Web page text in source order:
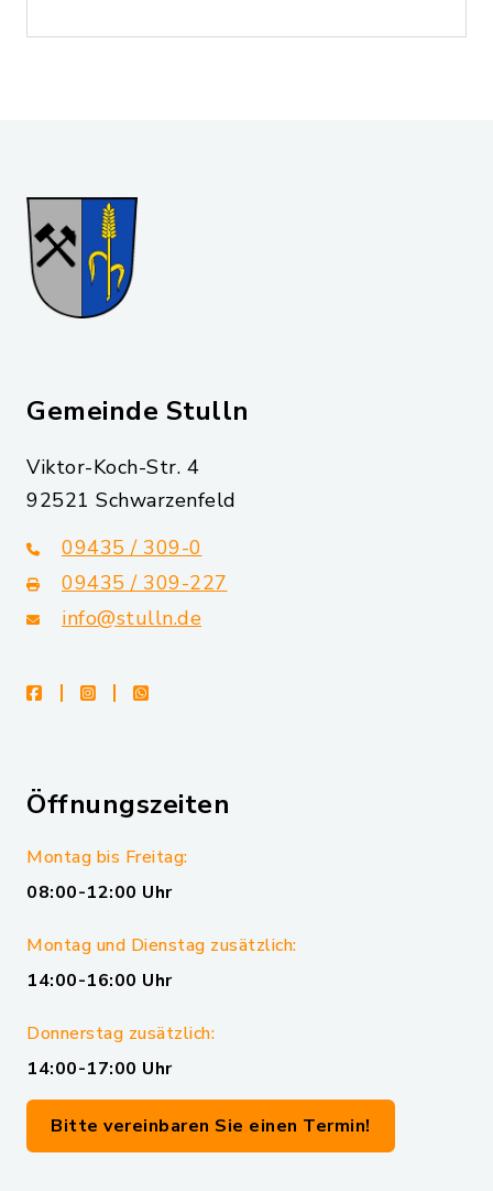
Gemeinde Stulln
Viktor-Koch-Str. 4
92521 Schwarzenfeld
09435 / 309-0
09435 / 309-227
info@stulln.de
facebookinstagramwhatsapp
Öffnungszeiten
Montag bis Freitag:
08:00-12:00 Uhr
Montag und Dienstag zusätzlich:
14:00-16:00 Uhr
Donnerstag zusätzlich:
14:00-17:00 Uhr
Bitte vereinbaren Sie einen Termin!